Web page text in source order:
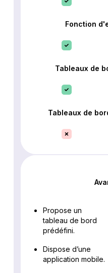
Fonction
Tableaux de
Tableaux de
Propose un
tableau de bord
prédéfini.
Dispose d’une
application mobile.